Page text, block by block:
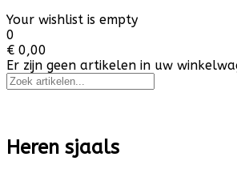
Your wishlist is empty
0
€ 0,00
Er zijn geen artikelen in uw
Heren sjaals